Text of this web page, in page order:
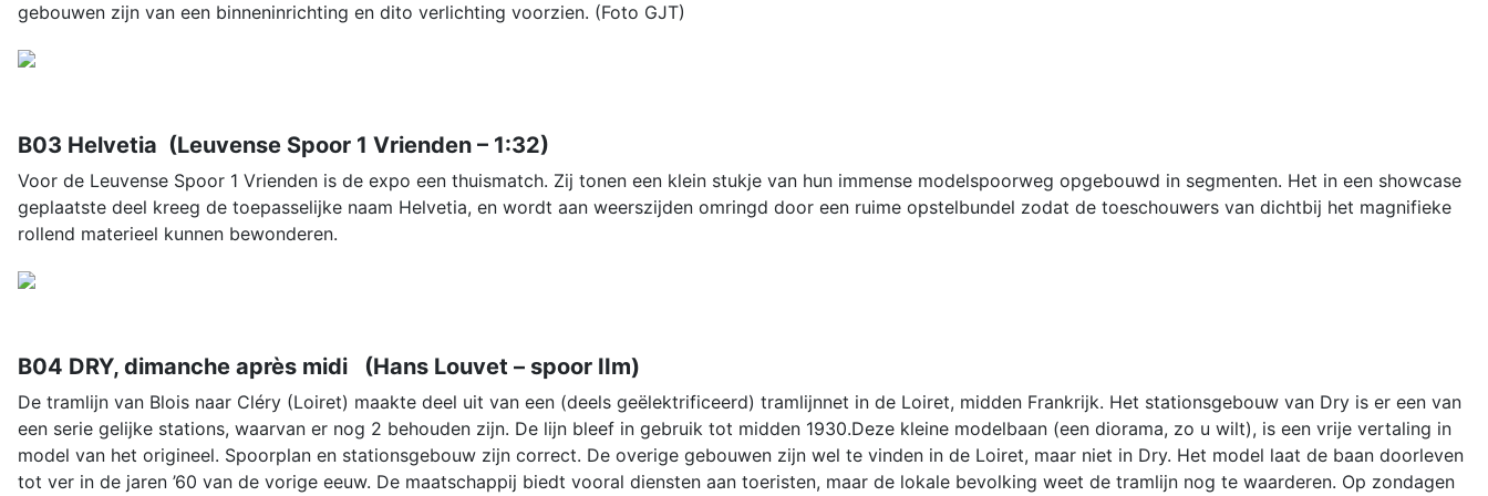
gebouwen zijn van een binneninrichting en dito verlichting voorzien. (Foto GJT)
B03 Helvetia (Leuvense Spoor 1 Vrienden – 1:32)
Voor de Leuvense Spoor 1 Vrienden is de expo een thuismatch. Zij tonen een klein stukje van hun immense modelspoorweg opgebouwd in segmenten. Het in een showcase
geplaatste deel kreeg de toepasselijke naam Helvetia, en wordt aan weerszijden omringd door een ruime opstelbundel zodat de toeschouwers van dichtbij het magnifieke
rollend materieel kunnen bewonderen.
B04 DRY, dimanche après midi (Hans Louvet – spoor IIm)
De tramlijn van Blois naar Cléry (Loiret) maakte deel uit van een (deels geëlektrificeerd) tramlijnnet in de Loiret, midden Frankrijk. Het stationsgebouw van Dry is er een van
een serie gelijke stations, waarvan er nog 2 behouden zijn. De lijn bleef in gebruik tot midden 1930.Deze kleine modelbaan (een diorama, zo u wilt), is een vrije vertaling in
model van het origineel. Spoorplan en stationsgebouw zijn correct. De overige gebouwen zijn wel te vinden in de Loiret, maar niet in Dry. Het model laat de baan doorleven
tot ver in de jaren ’60 van de vorige eeuw. De maatschappij biedt vooral diensten aan toeristen, maar de lokale bevolking weet de tramlijn nog te waarderen. Op zondagen